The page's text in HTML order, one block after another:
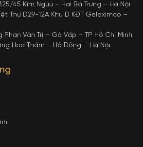
45 Kim Ngưu – Hai Bà Trưng – Hà Nội
Thự D29-12A Khu D KĐT Geleximco –
Phan Văn Trị – Gò Vấp – TP Hồ Chí Minh
Hoa Thám – Hà Đông – Hà Nội